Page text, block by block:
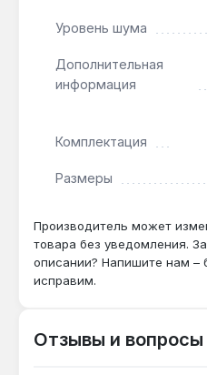
Уровень шума
Дополнительная
информация
Комплектация
Размеры
Производитель может
товара без уведомления.
описании? Напишите нам –
исправим.
Отзывы и вопросы